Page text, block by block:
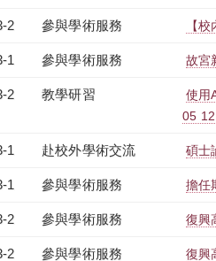
2 參與學術服務 【
1 參與學術服務 故宮
2 教學研習
使用
05
1 赴校外學術交流 碩士
1 參與學術服務 擔任
2 參與學術服務 復興
2 參與學術服務 復興